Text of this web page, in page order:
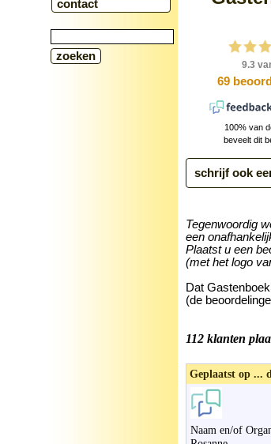
contact
100% van
beveelt dit
Tegenwoordig
een
Plaatst u een
(met het logo
Dat
(de
112 klanten
Geplaatst op ...
Naam en/of